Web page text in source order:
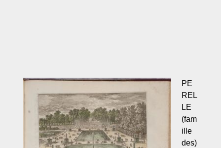
PE
REL
LE
(fam
ille
des)